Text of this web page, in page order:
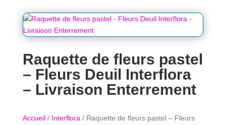
Raquette de fleurs pastel
– Fleurs Deuil Interflora
– Livraison Enterrement
Accueil/ Interflora/ Raquette de fleurs pastel – Fleurs